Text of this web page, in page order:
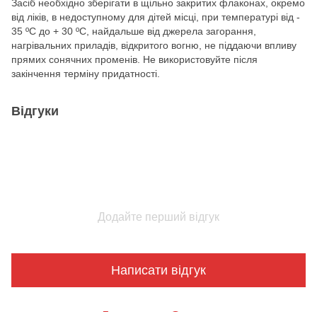
Засіб необхідно зберігати в щільно закритих флаконах, окремо
від ліків, в недоступному для дітей місці, при температурі від -
35 ºС до + 30 ºС, найдальше від джерела загорання,
нагрівальних приладів, відкритого вогню, не піддаючи впливу
прямих сонячних променів. Не використовуйте після
закінчення терміну придатності.
Відгуки
Додайте перший відгук
Написати відгук